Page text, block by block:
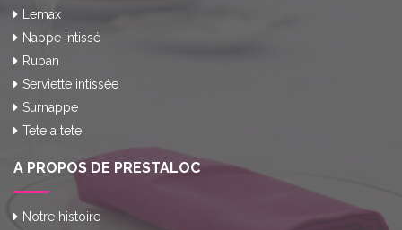
Lemax
Nappe intissé
Ruban
Serviette intissée
Surnappe
Tete a tete
A PROPOS DE PRESTALOC
Notre histoire